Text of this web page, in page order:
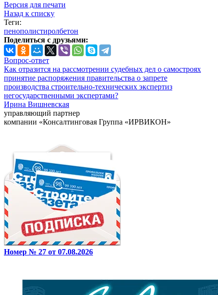
Версия для печати
Назад к списку
Теги:
пенополистиролбетон
Поделиться с друзьями:
Вопрос-ответ
Как отразится на рассмотрении судебных дел о самостроях
принятие распоряжения правительства о запрете
производства строительно-технических экспертиз
негосударственными экспертами?
Ирина Вишневская
управляющий партнер
компании «Консалтинговая Группа «ИРВИКОН»
Номер № 27 от 07.08.2026